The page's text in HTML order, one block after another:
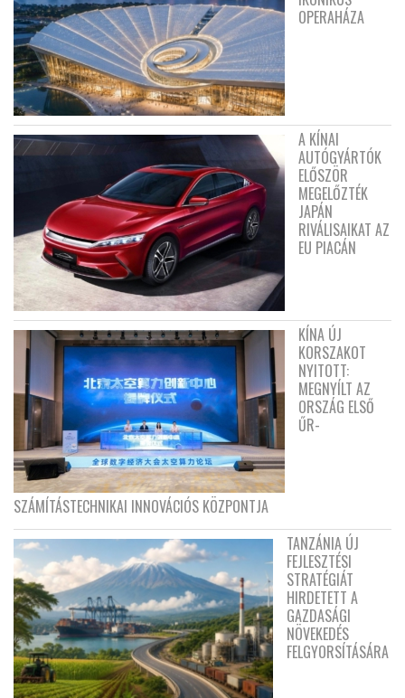
OPERAHÁZA
A KÍNAI
AUTÓGYÁRTÓK
ELŐSZÖR
MEGELŐZTÉK
JAPÁN
RIVÁLISAIKAT AZ
EU PIACÁN
KÍNA ÚJ
KORSZAKOT
NYITOTT:
MEGNYÍLT AZ
ORSZÁG ELSŐ
ŰR-
SZÁMÍTÁSTECHNIKAI INNOVÁCIÓS KÖZPONTJA
TANZÁNIA ÚJ
FEJLESZTÉSI
STRATÉGIÁT
HIRDETETT A
GAZDASÁGI
NÖVEKEDÉS
FELGYORSÍTÁSÁRA